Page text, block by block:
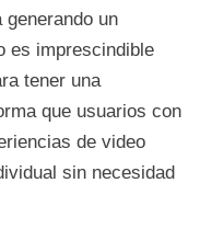
un
es imprescindible
tener una
que usuarios con
de video
sin necesidad